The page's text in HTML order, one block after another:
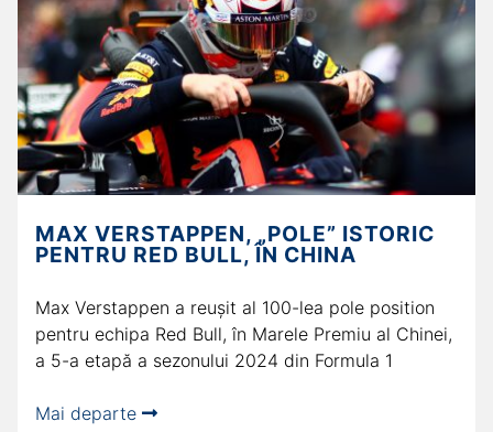
MAX VERSTAPPEN, „POLE” ISTORIC
PENTRU RED BULL, ÎN CHINA
Max Verstappen a reușit al 100-lea pole position
pentru echipa Red Bull, în Marele Premiu al Chinei,
a 5-a etapă a sezonului 2024 din Formula 1
Mai departe